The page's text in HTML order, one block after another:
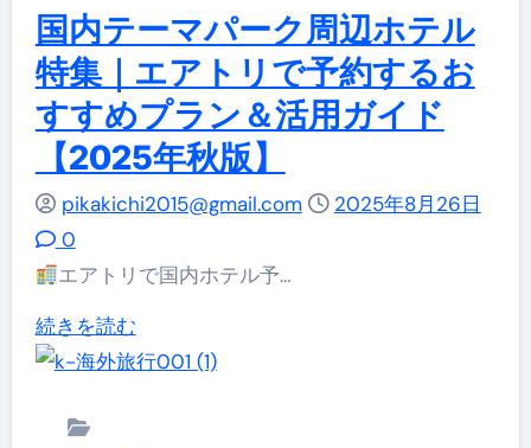
現
る
究
極
の
術
つ
い
ル
徹
底
ガ
イ
に
い
て
新
千
歳
線
が
驚
の
円
か
定】
「航
空
券
＋
ホ
ル」
ソ
ウ
国内テーマパーク周辺ホテル
特集｜エアトリで予約するお
すすめプラン＆活用ガイド
【2025年秋版】
pikakichi2015@gmail.com
2025年8月26日
0
エアトリで国内ホテル予…
続きを読む国
内